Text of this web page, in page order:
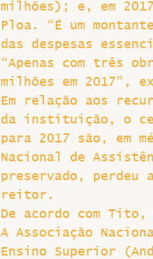
milhões); e, em
Ploa. “É um
das despesas
“Apenas com três
milhões em 2017”,
Em relação aos
da instituição, o
para 2017 são, em
Nacional de
preservado, perdeu
reitor.
De acordo com Tito,
A Associação
Ensino Superior